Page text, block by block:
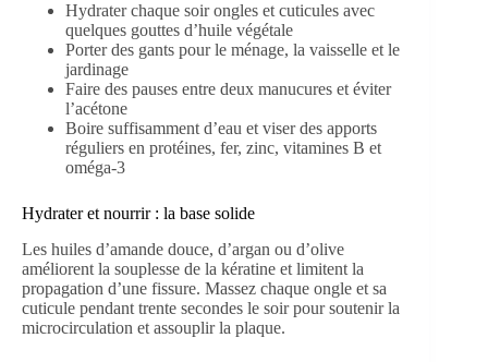
Hydrater chaque soir ongles et cuticules avec
quelques gouttes d’huile végétale
Porter des gants pour le ménage, la vaisselle et le
jardinage
Faire des pauses entre deux manucures et éviter
l’acétone
Boire suffisamment d’eau et viser des apports
réguliers en protéines, fer, zinc, vitamines B et
oméga-3
Hydrater et nourrir : la base solide
Les huiles d’amande douce, d’argan ou d’olive
améliorent la souplesse de la kératine et limitent la
propagation d’une fissure. Massez chaque ongle et sa
cuticule pendant trente secondes le soir pour soutenir la
microcirculation et assouplir la plaque.